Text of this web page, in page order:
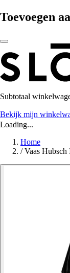
Toevoegen
Subtotaal
Bekijk mijn
Loading...
Home
/ Vaas Hubsch